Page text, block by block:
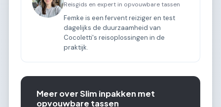
Reisgids en expert in opvouwbare tassen
Femke is een fervent reiziger en test
dagelijks de duurzaamheid van
Cocoletti's reisoplossingen in de
praktijk.
Meer over Slim inpakken met
opvouwbare tassen